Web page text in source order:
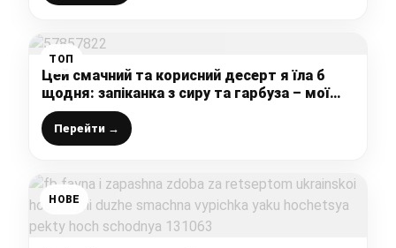
ТОП
Цей смачний та корисний десерт я їла б
щодня: ️запіканка з сиру та гарбуза – мої
діти її обожнють
Перейти →
НОВЕ